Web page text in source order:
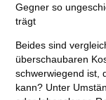
Gegner so
trägt
Beides sind
überschaubaren
schwerwiegend ist,
kann? Unter